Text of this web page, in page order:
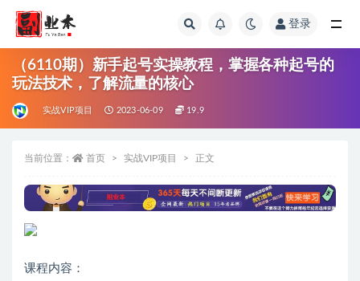
登录
（6110期）新手起号实操教程，掌握各种起号的
玩法技术，了解流量的核心
实战VIP项目 2023-06-09 19.9
当前位置： 首页 实战VIP项目 正文
课程内容：